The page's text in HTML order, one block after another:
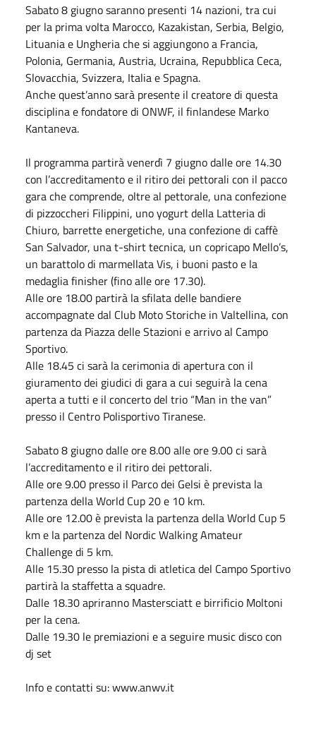
Sabato 8 giugno saranno presenti 14 nazioni, tra cui
per la prima volta Marocco, Kazakistan, Serbia, Belgio,
Lituania e Ungheria che si aggiungono a Francia,
Polonia, Germania, Austria, Ucraina, Repubblica Ceca,
Slovacchia, Svizzera, Italia e Spagna.
Anche quest’anno sarà presente il creatore di questa
disciplina e fondatore di ONWF, il finlandese Marko
Kantaneva.
Il programma partirà venerdì 7 giugno dalle ore 14.30
con l’accreditamento e il ritiro dei pettorali con il pacco
gara che comprende, oltre al pettorale, una confezione
di pizzoccheri Filippini, uno yogurt della Latteria di
Chiuro, barrette energetiche, una confezione di caffè
San Salvador, una t-shirt tecnica, un copricapo Mello’s,
un barattolo di marmellata Vis, i buoni pasto e la
medaglia finisher (fino alle ore 17.30).
Alle ore 18.00 partirà la sfilata delle bandiere
accompagnate dal Club Moto Storiche in Valtellina, con
partenza da Piazza delle Stazioni e arrivo al Campo
Sportivo.
Alle 18.45 ci sarà la cerimonia di apertura con il
giuramento dei giudici di gara a cui seguirà la cena
aperta a tutti e il concerto del trio “Man in the van”
presso il Centro Polisportivo Tiranese.
Sabato 8 giugno dalle ore 8.00 alle ore 9.00 ci sarà
l’accreditamento e il ritiro dei pettorali.
Alle ore 9.00 presso il Parco dei Gelsi è prevista la
partenza della World Cup 20 e 10 km.
Alle ore 12.00 è prevista la partenza della World Cup 5
km e la partenza del Nordic Walking Amateur
Challenge di 5 km.
Alle 15.30 presso la pista di atletica del Campo Sportivo
partirà la staffetta a squadre.
Dalle 18.30 apriranno Mastersciatt e birrificio Moltoni
per la cena.
Dalle 19.30 le premiazioni e a seguire music disco con
dj set
Info e contatti su: www.anwv.it